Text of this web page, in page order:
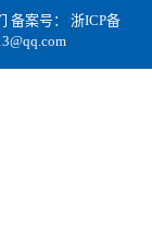
备案号： 浙ICP备